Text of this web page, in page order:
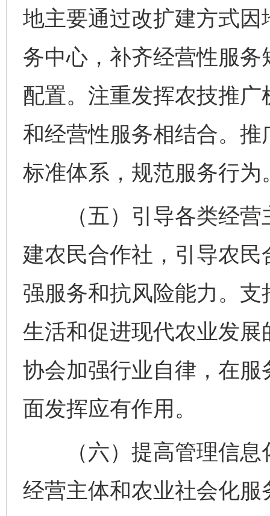
地主要通过改扩建方式
务中心，补齐经营性服
配置。注重发挥农技推
和经营性服务相结合。
标准体系，规范服务行为
（五）引导各类经营
建农民合作社，引导农
强服务和抗风险能力。
生活和促进现代农业发
协会加强行业自律，在
面发挥应有作用。
（六）提高管理信息
经营主体和农业社会化